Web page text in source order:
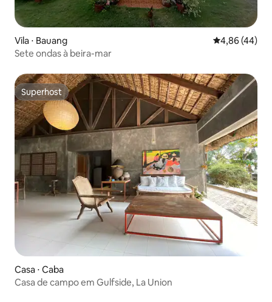
Vila ⋅ Bauang 4,86 de uma
4,86 (44)
Sete ondas à beira-mar
Superhost
Superhost
Casa ⋅ Caba
Casa de campo em Gulfside, La Union